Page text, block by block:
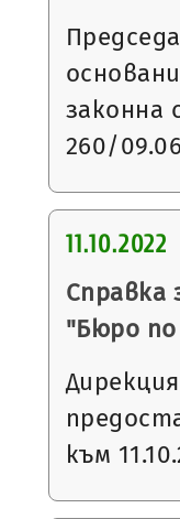
законна
260/
11.10.2022
Справка
"Бюро
към